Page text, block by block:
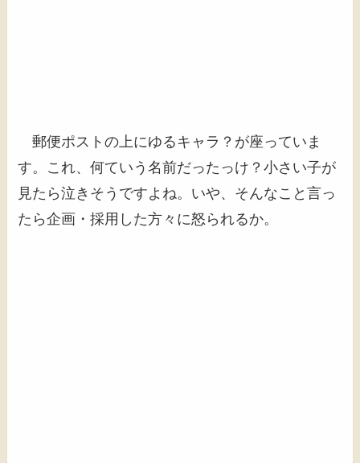
郵便ポストの上にゆるキャラ？が座っていま
す。これ、何ていう名前だったっけ？小さい子が
見たら泣きそうですよね。いや、そんなこと言っ
たら企画・採用した方々に怒られるか。